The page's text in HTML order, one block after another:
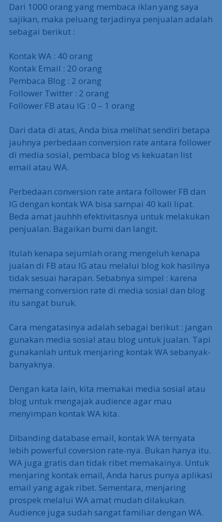
Dari 1000 orang yang membaca iklan yang saya
sajikan, maka peluang terjadinya penjualan adalah
sebagai berikut :
Kontak WA : 40 orang
Kontak Email : 20 orang
Pembaca Blog : 2 orang
Follower Twitter : 2 orang
Follower FB atau IG : 0 – 1 orang
Dari data di atas, Anda bisa melihat sendiri betapa
jauhnya perbedaan conversion rate antara follower
di media sosial, pembaca blog vs kekuatan list
email atau WA.
Perbedaan conversion rate antara follower FB dan
IG dengan kontak WA bisa sampai 40 kali lipat.
Beda amat jauhhh efektivitasnya untuk melakukan
penjualan. Bagaikan bumi dan langit.
Itulah kenapa sejumlah orang mengeluh kenapa
jualan di FB atau IG atau melalui blog kok hasilnya
tidak sesuai harapan. Sebabnya simpel : karena
memang conversion rate di media sosial dan blog
itu sangat buruk.
Cara mengatasinya adalah sebagai berikut : jangan
gunakan media sosial atau blog untuk jualan. Tapi
gunakanlah untuk menjaring kontak WA sebanyak-
banyaknya.
Dengan kata lain, kita memakai media sosial atau
blog untuk mengajak audience agar mau
menyimpan kontak WA kita.
Dibanding database email, kontak WA ternyata
lebih powerful coversion rate-nya. Bukan hanya itu.
WA juga gratis dan tidak ribet memakainya. Untuk
menjaring kontak email, Anda harus punya aplikasi
email yang agak ribet. Sementara, menjaring
prospek melalui WA amat mudah dilakukan.
Audience juga sudah sangat familiar dengan WA.